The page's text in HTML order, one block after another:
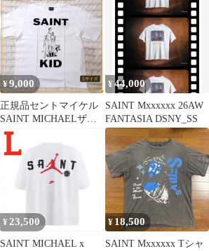
¥9,000
正規品セントマイケル
SAINT MICHAELザキ
ッドラロイ Tシャツ L
¥ 44,000
SAINT Mxxxxxx 26AW
FANTASIA DSNY_SS
¥ 23,500
SAINT MICHAEL x
¥ 18,500
SAINT Mxxxxxx Tシャ